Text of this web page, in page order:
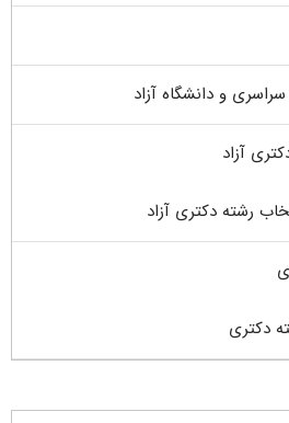
و دانشگاه آزاد
آزاد
رشته دکتری آزاد
دکتری